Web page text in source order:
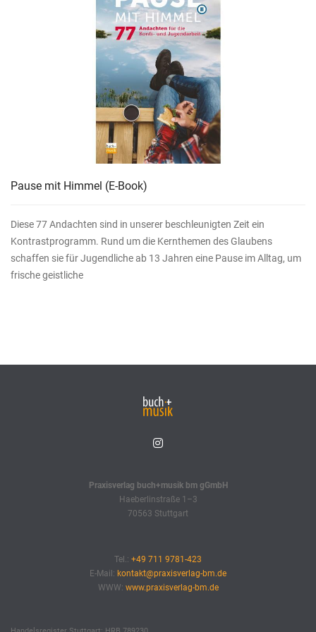
Pause mit Himmel (E-Book)
Diese 77 Andachten sind in unserer beschleunigten Zeit ein
Kontrastprogramm. Rund um die Kernthemen des Glaubens
schaffen sie für Jugendliche ab 13 Jahren eine Pause im Alltag, um
frische geistliche
Praxisverlag buch+musik bm gGmbH
Haeberlinstraße 1–3
70563 Stuttgart
Tel.: +49 711 9781-423
E-Mail: kontakt@praxisverlag-bm.de
WWW: www.praxisverlag-bm.de